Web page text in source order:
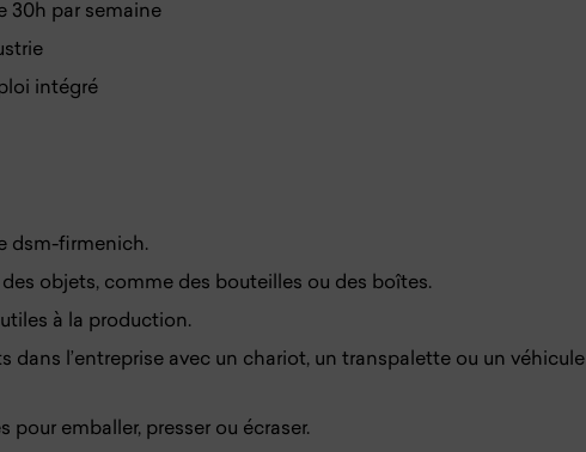
30h par semaine
intégré
dsm-firmenich.
des objets, comme des bouteilles ou des boîtes.
à la production.
dans l’entreprise avec un chariot, un transpalette ou un véhicule
pour emballer, presser ou écraser.